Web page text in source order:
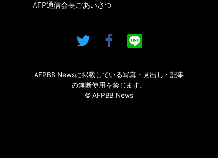
AFP通信会長ごあいさつ
AFPBB Newsに掲載している写真・見出し・記事
の無断使用を禁じます。
© AFPBB News